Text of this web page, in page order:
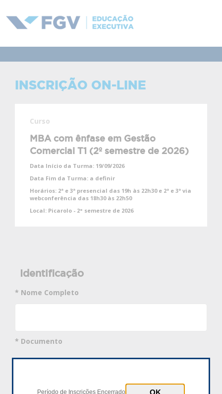
INSCRIÇÃO ON-LINE
Curso
MBA com ênfase em Gestão
Comercial T1 (2º semestre de 2026)
Data Início da Turma: 19/09/2026
Data Fim da Turma: a definir
Horários: 2ª e 3ª presencial das 19h às 22h30 e 2ª e 3ª via
webconferência das 18h30 às 22h50
Local: Picarolo - 2° semestre de 2026
Identificação
* Nome Completo
* Documento
CPF Passaporte
Período de Inscrições Encerrado